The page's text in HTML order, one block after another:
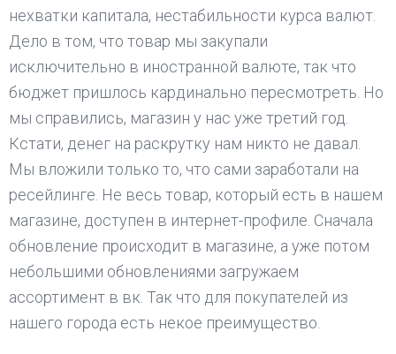
нехватки капитала, нестабильности курса валют.
Дело в том, что товар мы закупали
исключительно в иностранной валюте, так что
бюджет пришлось кардинально пересмотреть. Но
мы справились, магазин у нас уже третий год.
Кстати, денег на раскрутку нам никто не давал.
Мы вложили только то, что сами заработали на
ресейлинге. Не весь товар, который есть в нашем
магазине, доступен в интернет-профиле. Сначала
обновление происходит в магазине, а уже потом
небольшими обновлениями загружаем
ассортимент в вк. Так что для покупателей из
нашего города есть некое преимущество.